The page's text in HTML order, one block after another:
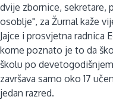
dvije zbornice, sekretare,
osoblje", za Žurnal kaže
Jajce i prosvjetna radnica
kome poznato je to da
školu po
završava samo oko 17
jedan razred.